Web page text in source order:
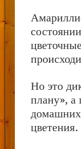
Но это
плану», а
цветения.